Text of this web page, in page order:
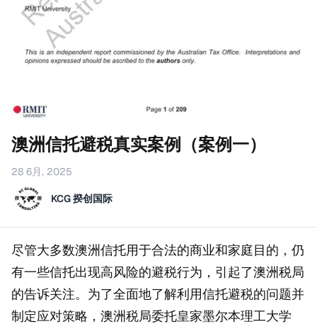
澳洲信托避税真实案例（案例一）
28 6月, 2025
KCG 揆创国际
尽管大多数澳洲信托用于合法的商业和家庭目的，仍
有一些信托出现高风险的避税行为，引起了澳洲税局
的告诉关注。为了全面地了解利用信托避税的问题并
制定应对策略，澳洲税局委托皇家墨尔本理工大学